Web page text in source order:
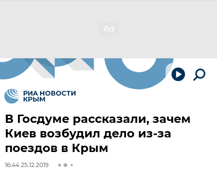
В Госдуме рассказали, зачем
Киев возбудил дело из-за
поездов в Крым
16:44 25.12.2019